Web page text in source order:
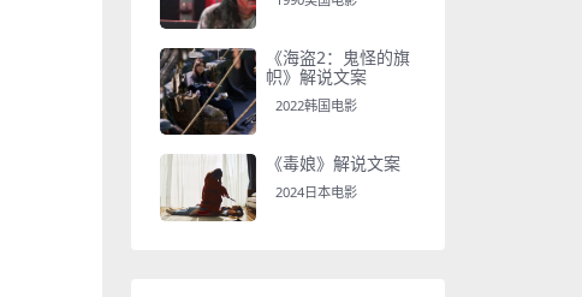
《海盗2：鬼怪的旗
帜》解说文案
2022韩国电影
《毒娘》解说文案
2024日本电影